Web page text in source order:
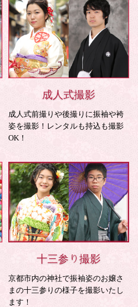
成人式撮影
成人式前撮りや後撮りに振袖や袴
姿を撮影！レンタルも持込も撮影
OK！
十三参り撮影
京都市内の神社で振袖姿のお嬢さ
まの十三参りの様子を撮影いたし
ます！